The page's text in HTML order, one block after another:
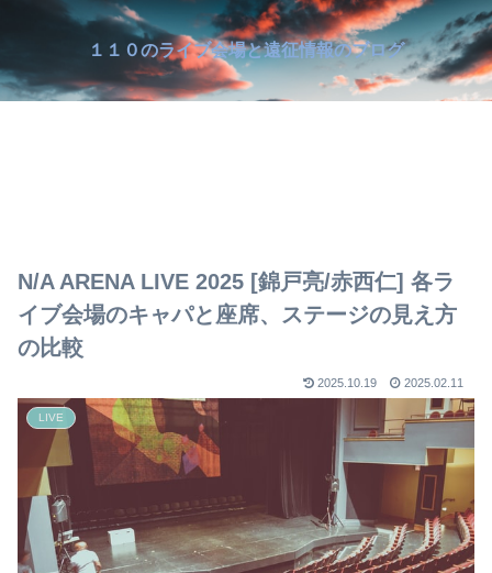
１１０のライブ会場と遠征情報のブログ
N/A ARENA LIVE 2025 [錦戸亮/赤西仁] 各ラ
イブ会場のキャパと座席、ステージの見え方
の比較
2025.10.19 2025.02.11
LIVE